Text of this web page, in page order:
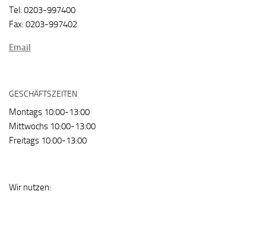
Tel: 0203-997400
Fax: 0203-997402
Email
GESCHÄFTSZEITEN
Montags 10:00-13:00
Mittwochs 10:00-13:00
Freitags 10:00-13:00
Wir nutzen: